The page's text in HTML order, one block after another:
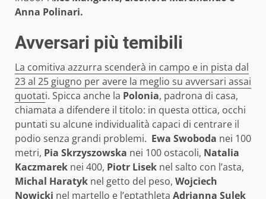
Anna Polinari.
Avversari più temibili
La comitiva azzurra scenderà in campo e in pista dal
23 al 25 giugno per avere la meglio su avversari assai
quotati. Spicca anche la Polonia, padrona di casa,
chiamata a difendere il titolo: in questa ottica, occhi
puntati su alcune individualità capaci di centrare il
podio senza grandi problemi. Ewa Swoboda nei 100
metri, Pia Skrzyszowska nei 100 ostacoli, Natalia
Kaczmarek nei 400, Piotr Lisek nel salto con l’asta,
Michal Haratyk nel getto del peso, Wojciech
Nowicki nel martello e l’eptathleta Adrianna Sulek